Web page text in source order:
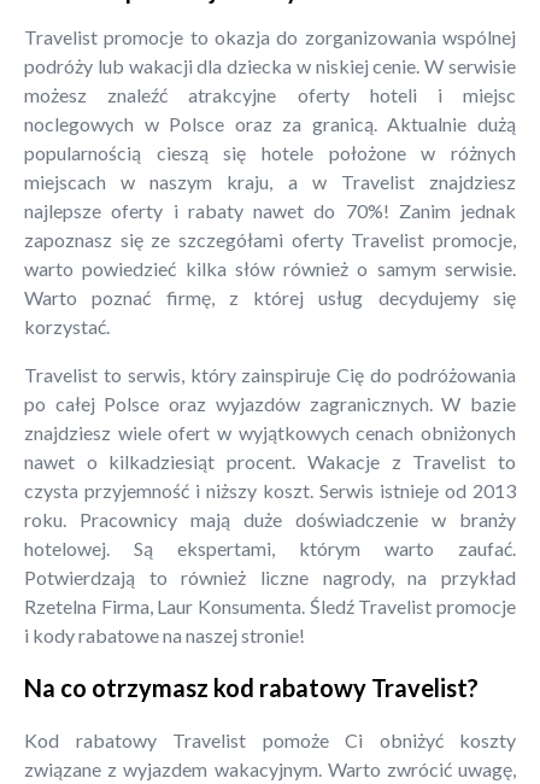
Travelist promocje to okazja do zorganizowania wspólnej
podróży lub wakacji dla dziecka w niskiej cenie. W serwisie
możesz znaleźć atrakcyjne oferty hoteli i miejsc
noclegowych w Polsce oraz za granicą. Aktualnie dużą
popularnością cieszą się hotele położone w różnych
miejscach w naszym kraju, a w Travelist znajdziesz
najlepsze oferty i rabaty nawet do 70%! Zanim jednak
zapoznasz się ze szczegółami oferty Travelist promocje,
warto powiedzieć kilka słów również o samym serwisie.
Warto poznać firmę, z której usług decydujemy się
korzystać.
Travelist to serwis, który zainspiruje Cię do podróżowania
po całej Polsce oraz wyjazdów zagranicznych. W bazie
znajdziesz wiele ofert w wyjątkowych cenach obniżonych
nawet o kilkadziesiąt procent. Wakacje z Travelist to
czysta przyjemność i niższy koszt. Serwis istnieje od 2013
roku. Pracownicy mają duże doświadczenie w branży
hotelowej. Są ekspertami, którym warto zaufać.
Potwierdzają to również liczne nagrody, na przykład
Rzetelna Firma, Laur Konsumenta. Śledź Travelist promocje
i kody rabatowe na naszej stronie!
Na co otrzymasz kod rabatowy Travelist?
Kod rabatowy Travelist pomoże Ci obniżyć koszty
związane z wyjazdem wakacyjnym. Warto zwrócić uwagę,